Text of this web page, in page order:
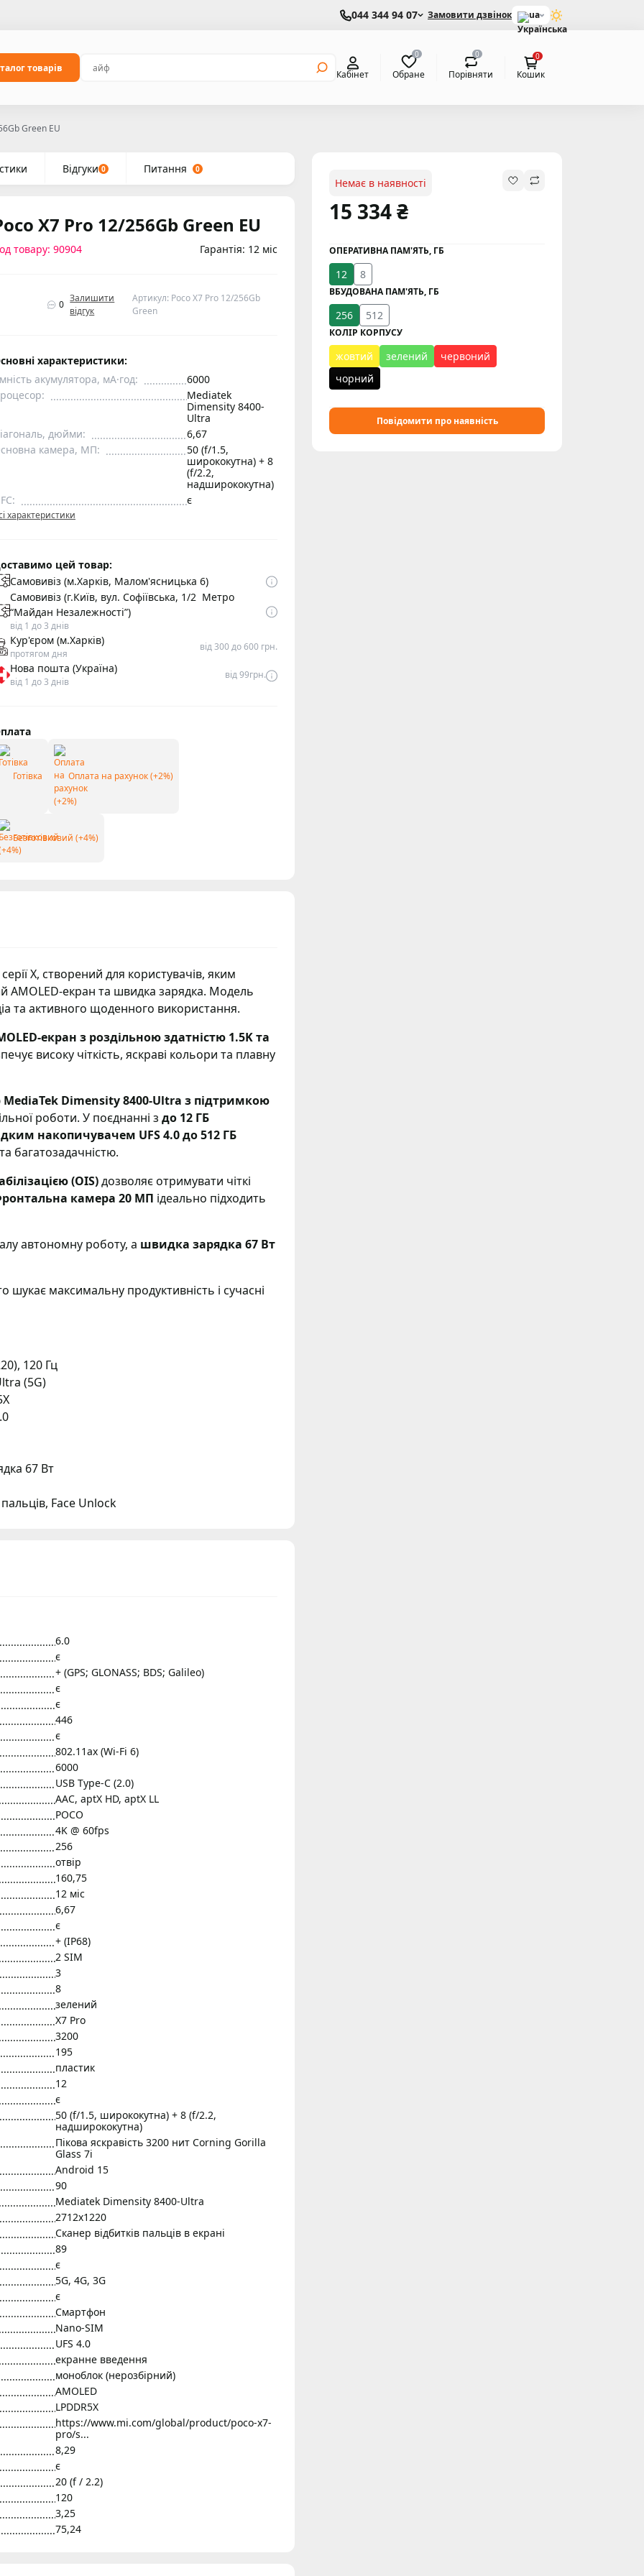
044 344 94 07 Замовити дзвінок ua
товарів
Кабінет
0
Обране
0
Порівняти
0
Кошик
Green EU
Відгуки 0 Питання 0
X7 Pro 12/256Gb Green EU
товару: 90904 Гарантія: 12 міс
0
Залишити
відгук
Артикул: Poco X7 Pro 12/256Gb
Green
Немає в наявності
15 334 ₴
ОПЕРАТИВНА ПАМ'ЯТЬ, ГБ
12 8
ВБУДОВАНА ПАМ'ЯТЬ, ГБ
256 512
КОЛІР КОРПУСУ
жовтий зелений
червоний
чорний
Повідомити про наявність
характеристики:
акумулятора, мА·год:
6000
Mediatek
Dimensity 8400-
Ultra
дюйми:
6,67
камера, МП:
50 (f/1.5,
ширококутна) + 8
(f/2.2,
надширококутна)
є
характеристики
цей товар:
Самовивіз (м.Харків, Малом'ясницька 6)
Самовивіз (г.Київ, вул. Софіївська, 1/2 Метро
“Майдан Незалежності”)
від 1 до 3 днів
Кур'єром (м.Харків)
протягом дня
від 300 до 600 грн.
Нова пошта (Україна)
від 1 до 3 днів
від 99грн.
Готівка Оплата на рахунок (+2%)
Безготівковий (+4%)
X, створений для користувачів, яким
AMOLED-екран та швидка зарядка. Модель
та активного щоденного використання.
екран з роздільною здатністю 1.5K та
високу чіткість, яскраві кольори та плавну
MediaTek Dimensity 8400-Ultra з підтримкою
роботи. У поєднанні з до 12 ГБ
накопичувачем UFS 4.0 до 512 ГБ
багатозадачністю.
(OIS)дозволяє отримувати чіткі
камера 20 МП ідеально підходить
автономну роботу, а швидка зарядка 67 Вт
шукає максимальну продуктивність і сучасні
120 Гц
(5G)
67 Вт
Face Unlock
6.0
є
+ (GPS; GLONASS; BDS; Galileo)
є
є
446
є
802.11ax (Wi-Fi 6)
6000
USB Type-C (2.0)
AAC, aptX HD, aptX LL
POCO
4K @ 60fps
256
отвір
160,75
12 міс
6,67
є
+ (IP68)
2 SIM
3
8
зелений
X7 Pro
3200
195
пластик
12
є
50 (f/1.5, ширококутна) + 8 (f/2.2,
надширококутна)
Пікова яскравість 3200 нит Corning Gorilla
Glass 7i
Android 15
90
Mediatek Dimensity 8400-Ultra
2712x1220
Сканер відбитків пальців в екрані
89
є
5G, 4G, 3G
є
Смартфон
Nano-SIM
UFS 4.0
екранне введення
моноблок (нерозбірний)
AMOLED
LPDDR5X
https://www.mi.com/global/product/poco-x7-
pro/s...
8,29
є
20 (f / 2.2)
120
3,25
75,24